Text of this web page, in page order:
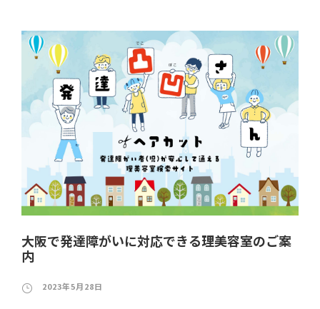
大阪で発達障がいに対応できる理美容室のご案
内
2023年5月28日